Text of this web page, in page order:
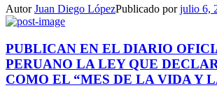
AutorJuan Diego LópezPublicado porjulio 6,
PUBLICAN EN EL DIARIO
PERUANO LA LEY QUE
COMO EL “MES DE LA VIDA Y